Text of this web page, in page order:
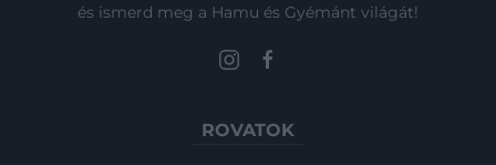
és ismerd meg a Hamu és Gyémánt világát!
ROVATOK